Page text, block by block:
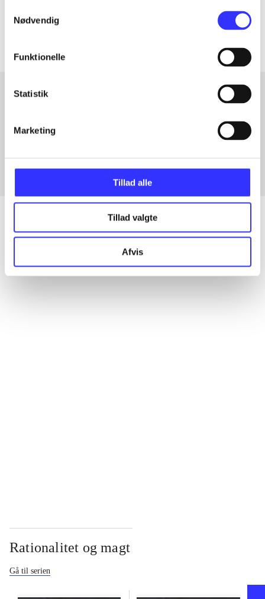
Nødvendig
Funktionelle
Statistik
Marketing
Tillad alle
Tillad valgte
Afvis
Artiklerne i
Fra
Alle registrerede artikler fordelt på udgivelser
Rationalitet og magt
Gå til serien